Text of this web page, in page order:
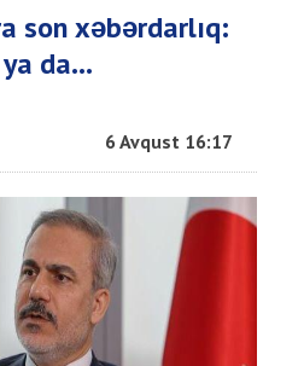
son xəbərdarlıq:
da…
6 Avqust 16:17